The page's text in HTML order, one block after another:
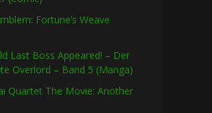
Fortune’s Weave
Last Boss Appeared! – Der
Overlord – Band 5 (Manga)
Quartet The Movie: Another